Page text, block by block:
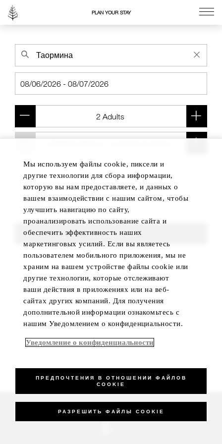
PLAN YOUR STAY
Add another room
FIND ROOMS
_Four Seasons Hotels Limited 1997-2026. All Rights Reserved.
Мы используем файлы cookie, пиксели и
другие технологии для сбора информации,
которую вы нам предоставляете, и данных о
вашем взаимодействии с нашим сайтом, чтобы
улучшить навигацию по сайту,
проанализировать использование сайта и
обеспечить эффективность наших
маркетинговых усилий. Если вы являетесь
пользователем мобильного приложения, мы не
храним на вашем устройстве файлы cookie или
другие технологии, которые отслеживают
ваши действия в приложениях или на веб-
сайтах других компаний. Для получения
дополнительной информации ознакомьтесь с
нашим Уведомлением о конфиденциальности.
Уведомление о конфиденциальности
ПРЕДПОЧТЕНИЯ В ОТНОШЕНИИ ФАЙЛОВ
COOKIE
РАЗРЕШИТЬ ФАЙЛЫ COOKIE